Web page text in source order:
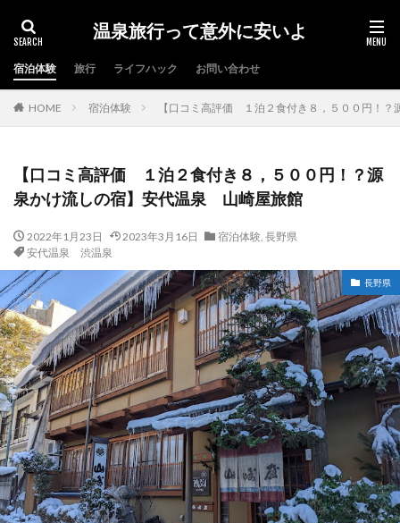
温泉旅行って意外に安いよ
宿泊体験 旅行 ライフハック お問い合わせ
HOME 宿泊体験 【口コミ高評価 １泊２食付き８，５００円！
【口コミ高評価 １泊２食付き８，５００円！？源
泉かけ流しの宿】安代温泉 山崎屋旅館
2022年1月23日 2023年3月16日 宿泊体験, 長野県
安代温泉 渋温泉
長野県